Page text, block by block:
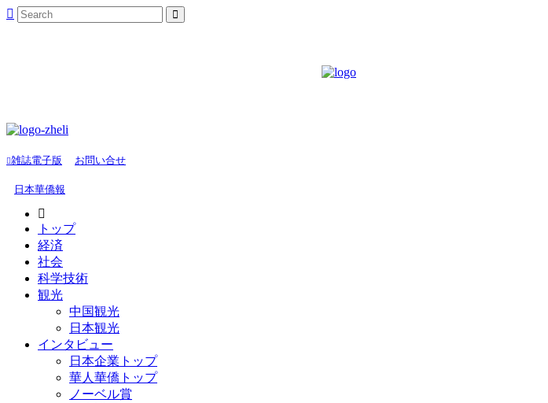
雑誌電子版 お問い合せ
日本華僑報
トップ
経済
社会
科学技術
観光
中国観光
日本観光
インタビュー
日本企業トップ
華人華僑トップ
ノーベル賞